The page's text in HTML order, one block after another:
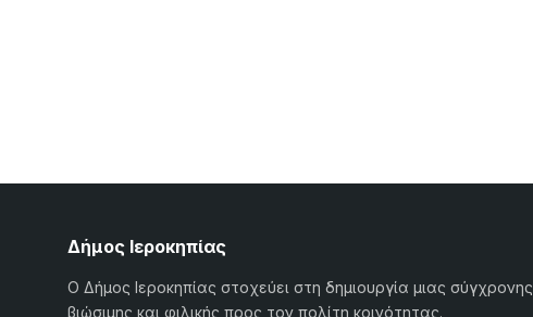
Δήμος Ιεροκηπίας
Ο Δήμος Ιεροκηπίας στοχεύει στη δημιουργία μιας σύγχρονης,
βιώσιμης και φιλικής προς τον πολίτη κοινότητας.